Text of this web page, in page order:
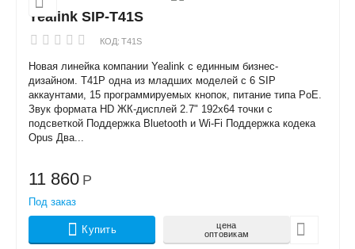
Yealink SIP-T41S
КОД: T41S
Новая линейка компании Yealink с единным бизнес-
дизайном. T41P одна из младших моделей с 6 SIP
аккаунтами, 15 программируемых кнопок, питание типа PoE.
Звук формата HD ЖК-дисплей 2.7" 192x64 точки с
подсветкой Поддержка Bluetooth и Wi-Fi Поддержка кодека
Opus Два...
11 860 Р
Под заказ
Купить
цена
оптовикам